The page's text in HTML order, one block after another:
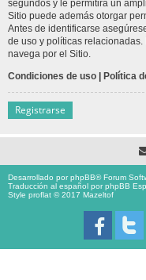
segundos y le permitirá un
Sitio puede además otorgar
Antes de identificarse
de uso y políticas
navega por el Sitio.
Condiciones de uso | Política
Registrarse
Desarrollado porphpBB® Forum
Traducción al español porphpBB
Style proflat © 2017 Mazeltof